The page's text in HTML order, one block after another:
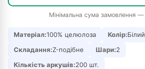
Мінімальна сума замовлення —
Матеріал:100% целюлоза Колір:Білий
Складання:Z-подібне Шари:2
Кількість аркушів:200 шт.